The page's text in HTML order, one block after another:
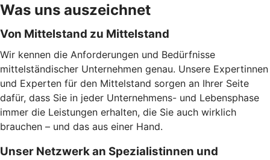
Was uns auszeichnet
Von Mittelstand zu Mittelstand
Wir kennen die Anforderungen und Bedürfnisse
mittelständischer Unternehmen genau. Unsere Expertinnen
und Experten für den Mittelstand sorgen an Ihrer Seite
dafür, dass Sie in jeder Unternehmens- und Lebensphase
immer die Leistungen erhalten, die Sie auch wirklich
brauchen – und das aus einer Hand.
Unser Netzwerk an Spezialistinnen und